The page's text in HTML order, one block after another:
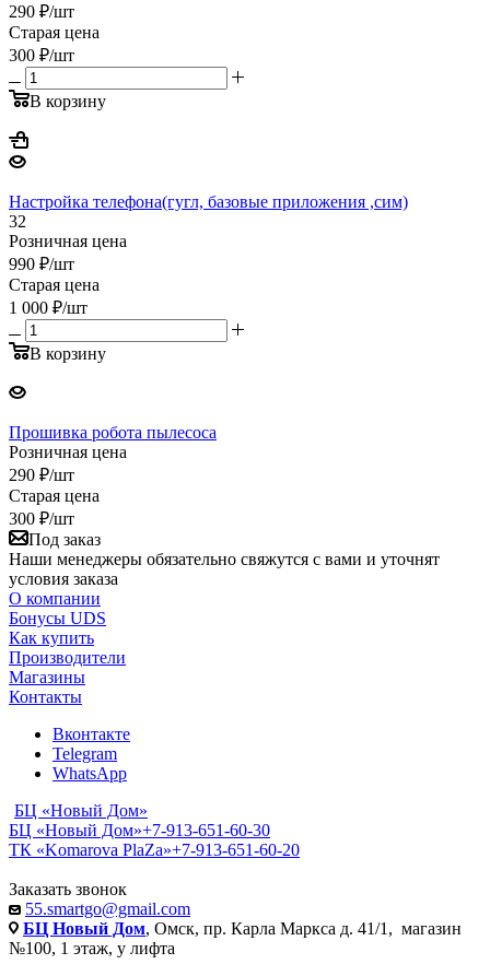
290 ₽/шт
Старая цена
300 ₽/шт
В корзину
Настройка телефона(гугл, базовые приложения ,сим)
32
Розничная цена
990 ₽/шт
Старая цена
1 000 ₽/шт
В корзину
Прошивка робота пылесоса
Розничная цена
290 ₽/шт
Старая цена
300 ₽/шт
Под заказ
Наши менеджеры обязательно свяжутся с вами и уточнят
условия заказа
О компании
Бонусы UDS
Как купить
Производители
Магазины
Контакты
Вконтакте
Telegram
WhatsApp
БЦ «Новый Дом»
БЦ «Новый Дом»+7-913-651-60-30
ТК «Komarova PlaZa»+7-913-651-60-20
Заказать звонок
55.smartgo@gmail.com
БЦ Новый Дом, Омск, пр. Карла Маркса д. 41/1, магазин
№100, 1 этаж, у лифта